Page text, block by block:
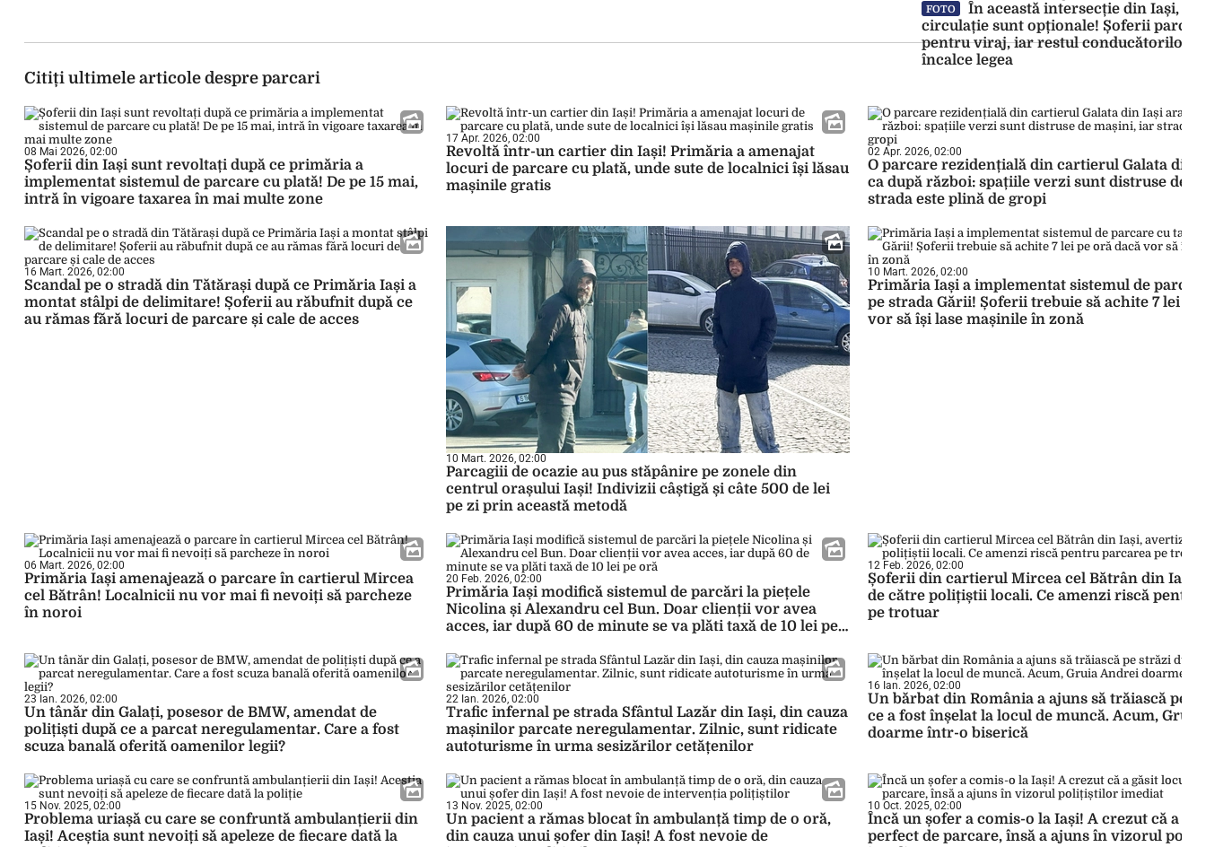
FOTO
În această intersecție din Iași,
circulație sunt opționale! Șoferii
pentru viraj, iar restul conducătorilor
încalce legea
Citiți ultimele articole despre parcari
08 Mai 2026, 02:00
Șoferii din Iași sunt revoltați după ce primăria a
implementat sistemul de parcare cu plată! De pe 15 mai,
intră în vigoare taxarea în mai multe zone
17 Apr. 2026, 02:00
Revoltă într-un cartier din Iași! Primăria a amenajat
locuri de parcare cu plată, unde sute de localnici își lăsau
mașinile gratis
02 Apr. 2026, 02:00
O parcare rezidențială din cartierul Galata din
ca după război: spațiile verzi sunt distruse de
strada este plină de gropi
16 Mart. 2026, 02:00
Scandal pe o stradă din Tătărași după ce Primăria Iași a
montat stâlpi de delimitare! Șoferii au răbufnit după ce
au rămas fără locuri de parcare și cale de acces
10 Mart. 2026, 02:00
Parcagiii de ocazie au pus stăpânire pe zonele din
centrul orașului Iași! Indivizii câștigă și câte 500 de lei
pe zi prin această metodă
10 Mart. 2026, 02:00
Primăria Iași a implementat sistemul de
pe strada Gării! Șoferii trebuie să achite 7 lei pe
vor să își lase mașinile în zonă
06 Mart. 2026, 02:00
Primăria Iași amenajează o parcare în cartierul Mircea
cel Bătrân! Localnicii nu vor mai fi nevoiți să parcheze
în noroi
20 Feb. 2026, 02:00
Primăria Iași modifică sistemul de parcări la piețele
Nicolina și Alexandru cel Bun. Doar clienții vor avea
acces, iar după 60 de minute se va plăti taxă de 10 lei pe
12 Feb. 2026, 02:00
Șoferii din cartierul Mircea cel Bătrân din Iași,
de către polițiștii locali. Ce amenzi riscă pentru
pe trotuar
23 Ian. 2026, 02:00
Un tânăr din Galați, posesor de BMW, amendat de
polițiști după ce a parcat neregulamentar. Care a fost
scuza banală oferită oamenilor legii?
22 Ian. 2026, 02:00
Trafic infernal pe strada Sfântul Lazăr din Iași, din cauza
mașinilor parcate neregulamentar. Zilnic, sunt ridicate
autoturisme în urma sesizărilor cetățenilor
16 Ian. 2026, 02:00
Un bărbat din România a ajuns să trăiască pe
ce a fost înșelat la locul de muncă. Acum,
doarme într-o biserică
15 Nov. 2025, 02:00
Problema uriașă cu care se confruntă ambulanțierii din
Iași! Aceștia sunt nevoiți să apeleze de fiecare dată la
13 Nov. 2025, 02:00
Un pacient a rămas blocat în ambulanță timp de o oră,
din cauza unui șofer din Iași! A fost nevoie de
10 Oct. 2025, 02:00
Încă un șofer a comis-o la Iași! A crezut că a
perfect de parcare, însă a ajuns în vizorul